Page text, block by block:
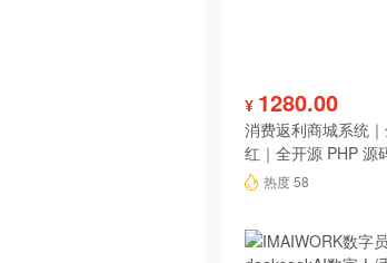
¥ 1280.00
消费返利商城系统
红｜全开源 PHP 源
热度 58